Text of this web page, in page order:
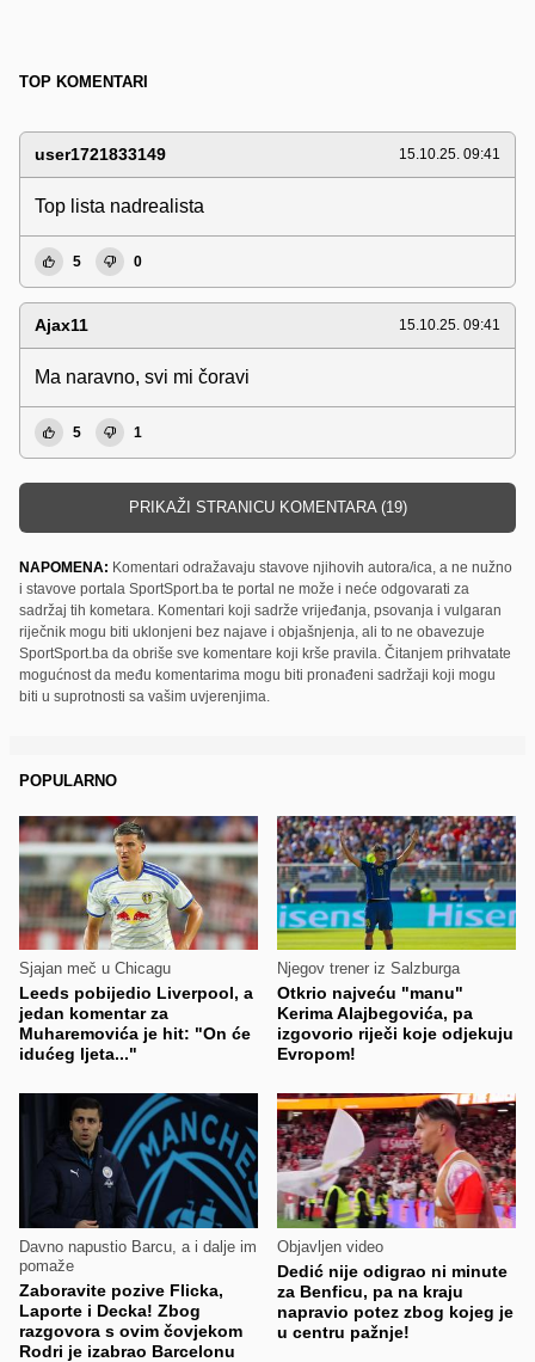
TOP KOMENTARI
user1721833149 15.10.25. 09:41
Top lista nadrealista
5 0
Ajax11 15.10.25. 09:41
Ma naravno, svi mi čoravi
5 1
PRIKAŽI STRANICU KOMENTARA (19)
NAPOMENA: Komentari odražavaju stavove njihovih autora/ica, a ne nužno
i stavove portala SportSport.ba te portal ne može i neće odgovarati za
sadržaj tih kometara. Komentari koji sadrže vrijeđanja, psovanja i vulgaran
riječnik mogu biti uklonjeni bez najave i objašnjenja, ali to ne obavezuje
SportSport.ba da obriše sve komentare koji krše pravila. Čitanjem prihvatate
mogućnost da među komentarima mogu biti pronađeni sadržaji koji mogu
biti u suprotnosti sa vašim uvjerenjima.
POPULARNO
Sjajan meč u Chicagu
Leeds pobijedio Liverpool, a
jedan komentar za
Muharemovića je hit: "On će
idućeg ljeta..."
Njegov trener iz Salzburga
Otkrio najveću "manu"
Kerima Alajbegovića, pa
izgovorio riječi koje odjekuju
Evropom!
Davno napustio Barcu, a i dalje im
pomaže
Zaboravite pozive Flicka,
Laporte i Decka! Zbog
razgovora s ovim čovjekom
Rodri je izabrao Barcelonu
Objavljen video
Dedić nije odigrao ni minute
za Benficu, pa na kraju
napravio potez zbog kojeg je
u centru pažnje!